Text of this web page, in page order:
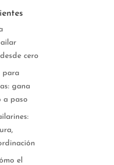
cero
para
gana
a paso
el